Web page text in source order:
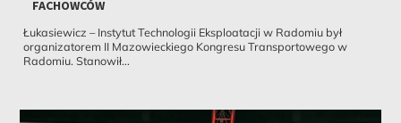
FACHOWCÓW
Łukasiewicz – Instytut Technologii Eksploatacji w Radomiu był
organizatorem II Mazowieckiego Kongresu Transportowego w
Radomiu. Stanowił...